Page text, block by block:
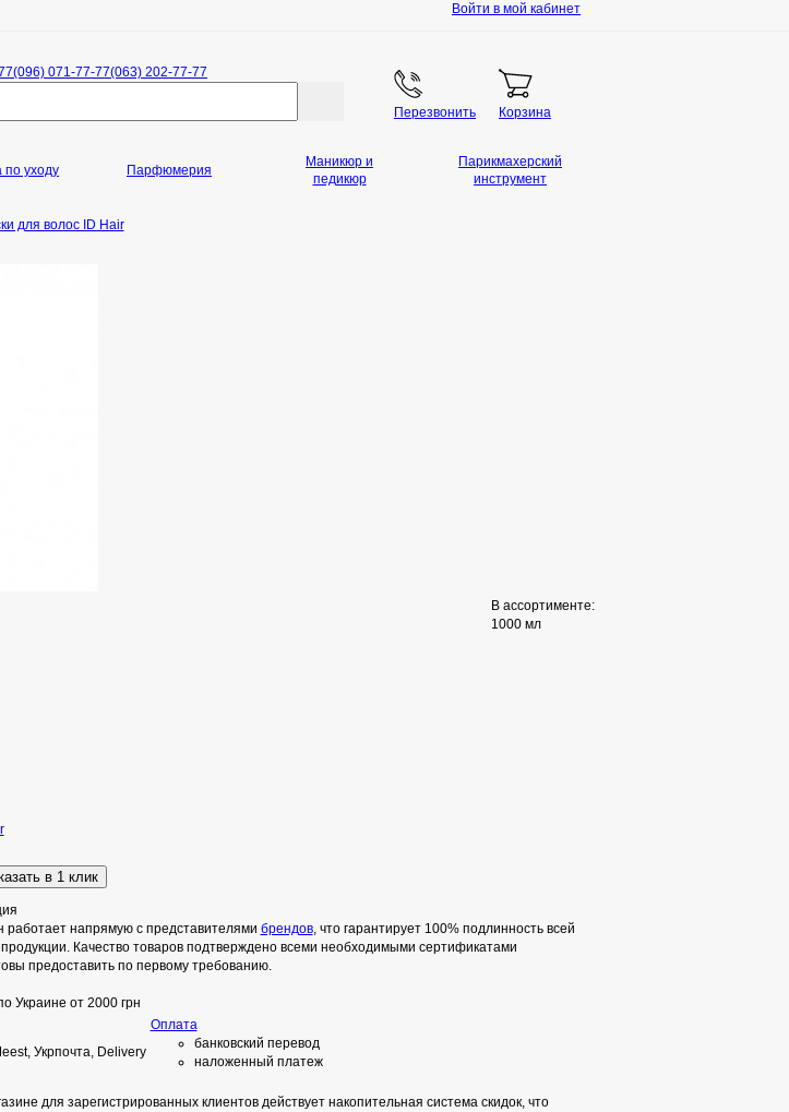
Войти в мой кабинет
(096) 071-77-77(063) 202-77-77
Перезвонить Корзина
для волос ID Hair
В ассортименте:
1000 мл
работает напрямую с представителями брендов, что гарантирует 100% подлинность всей
Качество товаров подтверждено всеми необходимыми сертификатами
предоставить по первому требованию.
Украине от 2000 грн
Укрпочта, Delivery
Оплата
банковский перевод
наложенный платеж
для зарегистрированных клиентов действует накопительная система скидок, что
по уходу Парфюмерия
Маникюр и
педикюр
Парикмахерский
инструмент